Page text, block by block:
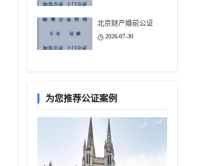
北京财产婚前公证
2026-07-30
为您推荐公证案例